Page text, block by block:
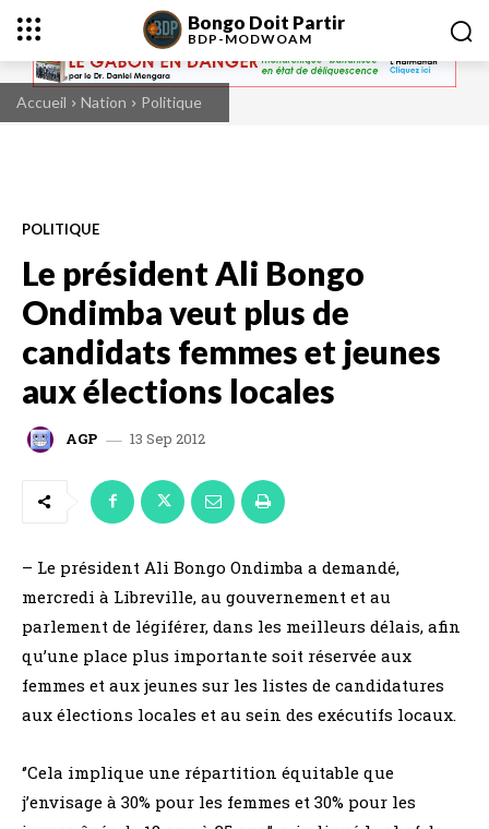
Bongo Doit Partir
BDP-MODWOAM
Accueil Nation Politique
POLITIQUE
Le président Ali Bongo
Ondimba veut plus de
candidats femmes et jeunes
aux élections locales
AGP 13 Sep 2012
– Le président Ali Bongo Ondimba a demandé,
mercredi à Libreville, au gouvernement et au
parlement de légiférer, dans les meilleurs délais, afin
qu’une place plus importante soit réservée aux
femmes et aux jeunes sur les listes de candidatures
aux élections locales et au sein des exécutifs locaux.
‘’Cela implique une répartition équitable que
j’envisage à 30% pour les femmes et 30% pour les